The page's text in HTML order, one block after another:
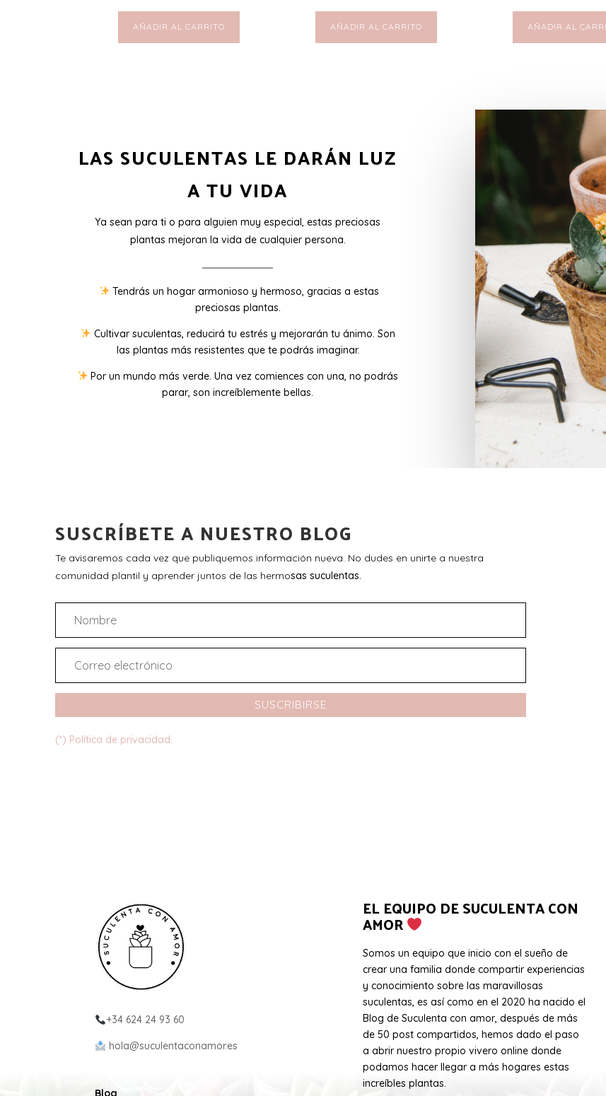
AÑADIR AL CARRITO AÑADIR AL CARRITO AÑADIR AL
LAS SUCULENTAS LE DARÁN LUZ
A TU VIDA
Ya sean para ti o para alguien muy especial, estas preciosas
plantas mejoran la vida de cualquier persona.
Tendrás un hogar armonioso y hermoso, gracias a estas
preciosas plantas.
Cultivar suculentas, reducirá tu estrés y mejorarán tu ánimo. Son
las plantas más resistentes que te podrás imaginar.
Por un mundo más verde. Una vez comiences con una, no podrás
parar, son increíblemente bellas.
SUSCRÍBETE A NUESTRO BLOG
Te avisaremos cada vez que publiquemos información nueva. No dudes en unirte a nuestra
comunidad plantil y aprender juntos de las hermosas suculentas.
SUSCRIBIRSE
(*) Política de privacidad.
+34 624 24 93 60
hola@suculentaconamor.es
Blog
EL EQUIPO DE SUCULENTA CON
AMOR
Somos un equipo que inicio con el sueño de
crear una familia donde compartir experiencias
y conocimiento sobre las maravillosas
suculentas, es así como en el 2020 ha nacido el
Blog de Suculenta con amor, después de más
de 50 post compartidos, hemos dado el paso
a abrir nuestro propio vivero online donde
podamos hacer llegar a más hogares estas
increíbles plantas.